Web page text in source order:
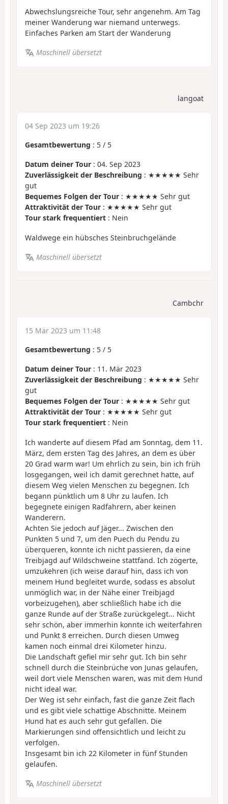
Abwechslungsreiche Tour, sehr angenehm. Am Tag
meiner Wanderung war niemand unterwegs.
Einfaches Parken am Start der Wanderung
Maschinell übersetzt
langoat
04 Sep 2023 um 19:26
Gesamtbewertung : 5 / 5
Datum deiner Tour : 04. Sep 2023
Zuverlässigkeit der Beschreibung : ★★★★★ Sehr
gut
Bequemes Folgen der Tour : ★★★★★ Sehr gut
Attraktivität der Tour : ★★★★★ Sehr gut
Tour stark frequentiert : Nein
Waldwege ein hübsches Steinbruchgelände
Maschinell übersetzt
Cambchr
15 Mär 2023 um 11:48
Gesamtbewertung : 5 / 5
Datum deiner Tour : 11. Mär 2023
Zuverlässigkeit der Beschreibung : ★★★★★ Sehr
gut
Bequemes Folgen der Tour : ★★★★★ Sehr gut
Attraktivität der Tour : ★★★★★ Sehr gut
Tour stark frequentiert : Nein
Ich wanderte auf diesem Pfad am Sonntag, dem 11.
März, dem ersten Tag des Jahres, an dem es über
20 Grad warm war! Um ehrlich zu sein, bin ich früh
losgegangen, weil ich damit gerechnet hatte, auf
diesem Weg vielen Menschen zu begegnen. Ich
begann pünktlich um 8 Uhr zu laufen. Ich
begegnete einigen Radfahrern, aber keinen
Wanderern.
Achten Sie jedoch auf Jäger... Zwischen den
Punkten 5 und 7, um den Puech du Pendu zu
überqueren, konnte ich nicht passieren, da eine
Treibjagd auf Wildschweine stattfand. Ich zögerte,
umzukehren (ich weise darauf hin, dass ich von
meinem Hund begleitet wurde, sodass es absolut
unmöglich war, in der Nähe einer Treibjagd
vorbeizugehen), aber schließlich habe ich die
ganze Runde auf der Straße zurückgelegt... Nicht
sehr schön, aber immerhin konnte ich weiterfahren
und Punkt 8 erreichen. Durch diesen Umweg
kamen noch einmal drei Kilometer hinzu.
Die Landschaft gefiel mir sehr gut. Ich bin sehr
schnell durch die Steinbrüche von Junas gelaufen,
weil dort viele Menschen waren, was mit dem Hund
nicht ideal war.
Der Weg ist sehr einfach, fast die ganze Zeit flach
und es gibt viele schattige Abschnitte. Meinem
Hund hat es auch sehr gut gefallen. Die
Markierungen sind offensichtlich und leicht zu
verfolgen.
Insgesamt bin ich 22 Kilometer in fünf Stunden
gelaufen.
Maschinell übersetzt